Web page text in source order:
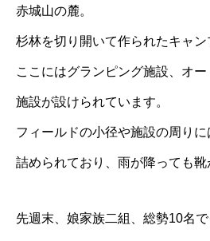
赤城山の麓。
杉林を切り開いて作られたキャン
ここにはグランピング施設、オ
施設が設けられています。
フィールドの小径や施設の周り
詰められており、雨が降っても靴
先週末、娘家族二組、総勢10名